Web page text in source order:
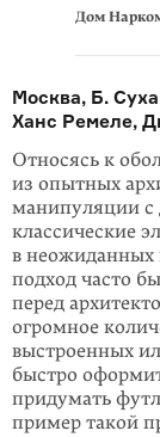
Дом
Москва, Б.
Ханс Ремеле,
Относясь к
из опытных
манипуляции с
классические
в неожидан­ных
подход часто
перед
огромное
выстроенных
быстро
придумать
пример такой